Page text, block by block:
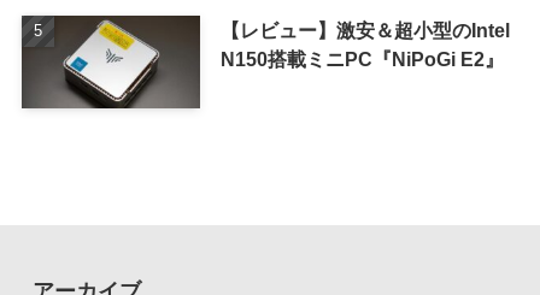
【レビュー】激安＆超小型のIntel
N150搭載ミニPC『NiPoGi E2』